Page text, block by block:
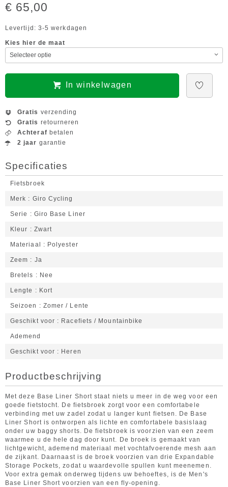
€ 65,00
Levertijd: 3-5 werkdagen
Kies hier de maat
In winkelwagen
Gratis verzending
Gratis retourneren
Achteraf betalen
2 jaar garantie
Specificaties
Fietsbroek
Merk Giro Cycling
Serie Giro Base Liner
Kleur Zwart
Materiaal Polyester
Zeem Ja
Bretels Nee
Lengte Kort
Seizoen Zomer / Lente
Geschikt voor Racefiets / Mountainbike
Ademend
Geschikt voor Heren
Productbeschrijving
Met deze Base Liner Short staat niets u meer in de weg voor een
goede fietstocht. De fietsbroek zorgt voor een comfortabele
verbinding met uw zadel zodat u langer kunt fietsen. De Base
Liner Short is ontworpen als lichte en comfortabele basislaag
onder uw baggy shorts. De fietsbroek is voorzien van een zeem
waarmee u de hele dag door kunt. De broek is gemaakt van
lichtgewicht, ademend materiaal met vochtafvoerende mesh aan
de zijkant. Daarnaast is de broek voorzien van drie Expandable
Storage Pockets, zodat u waardevolle spullen kunt meenemen.
Voor extra gemak onderweg tijdens uw behoeftes, is de Men's
Base Liner Short voorzien van een fly-opening.